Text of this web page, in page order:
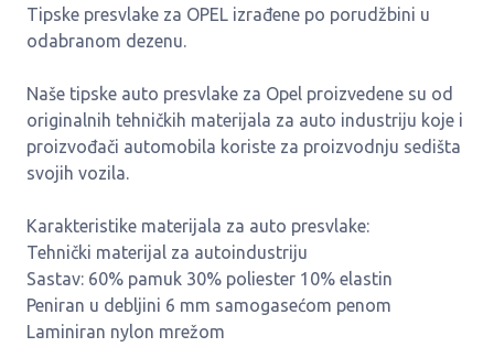
Tipske presvlake za OPEL izrađene po porudžbini u
odabranom dezenu.
Naše tipske auto presvlake za Opel proizvedene su od
originalnih tehničkih materijala za auto industriju koje i
proizvođači automobila koriste za proizvodnju sedišta
svojih vozila.
Karakteristike materijala za auto presvlake:
Tehnički materijal za autoindustriju
Sastav: 60% pamuk 30% poliester 10% elastin
Peniran u debljini 6 mm samogasećom penom
Laminiran nylon mrežom